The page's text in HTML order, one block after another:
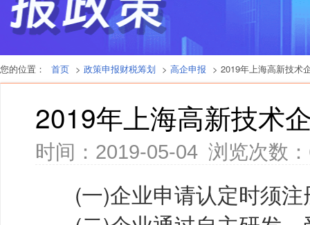
您的位置： 首页 > 政策申报财税筹划 > 高企申报 > 2019年上海高新技术
2019年上海高新技术
时间：2019-05-04 浏览次数：
(一)企业申请认定时须注